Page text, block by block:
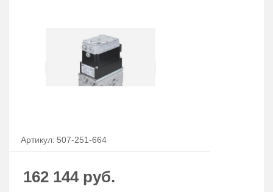
Артикул: 507-251-664
162 144руб.